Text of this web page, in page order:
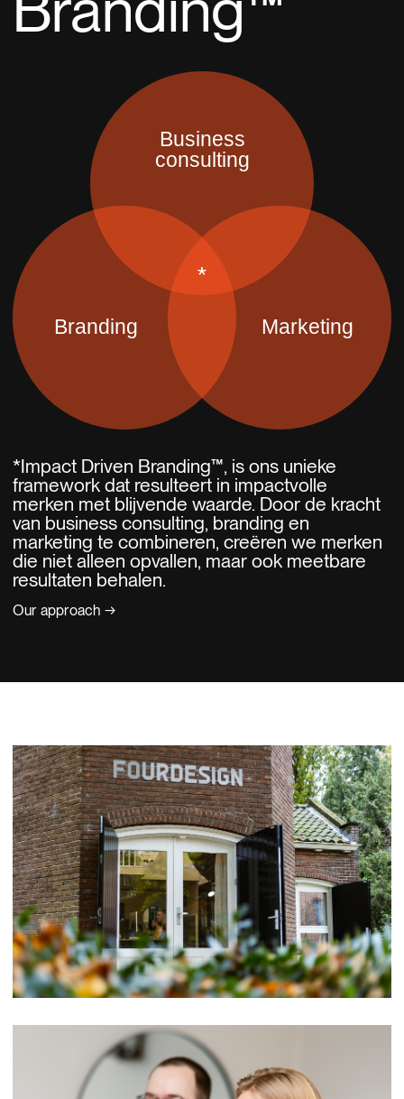
Marketing
Branding
Business
consulting
*Impact Driven Branding™, is ons unieke
framework dat resulteert in impactvolle
merken met blijvende waarde. Door de kracht
van business consulting, branding en
marketing te combineren, creëren we merken
die niet alleen opvallen, maar ook meetbare
resultaten behalen.
Our approach